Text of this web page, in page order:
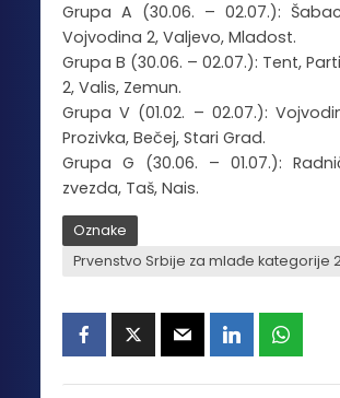
Grupa A (30.06. – 02.07.):
Vojvodina 2, Valjevo, Mladost.
Grupa B (30.06. – 02.07.): Tent,
2, Valis, Zemun.
Grupa V (01.02. – 02.07.):
Prozivka, Bečej, Stari Grad.
Grupa G (30.06. – 01.07.):
zvezda, Taš, Nais.
Oznake
Prvenstvo Srbije za mlađe kategorije